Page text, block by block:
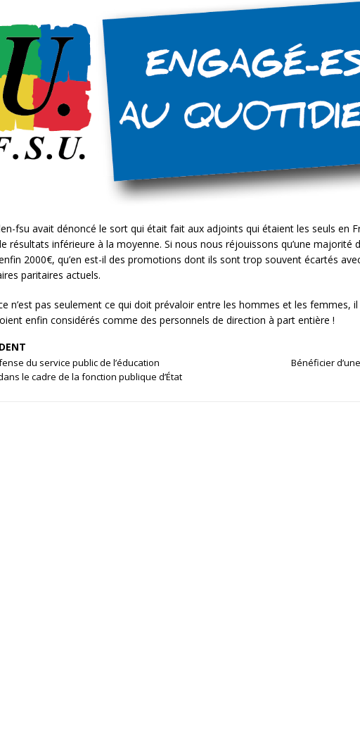
fsu avait dénoncé le sort qui était fait aux adjoints qui étaient les seuls en
résultats inférieure à la moyenne. Si nous nous réjouissons qu’une majorité
2000€, qu’en est-il des promotions dont ils sont trop souvent écartés avec
paritaires actuels.
n’est pas seulement ce qui doit prévaloir entre les hommes et les femmes,
enfin considérés comme des personnels de direction à part entière !
du service public de l’éducation
le cadre de la fonction publique d’État
Bénéficier